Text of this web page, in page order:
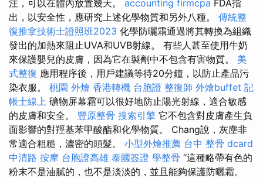
注，可以在體內放置幾天。 accounting firmcpa FDA指
出，以安全性，應研究上述化學物質和另外八種。 傳統整
復推拿技術士證照班2023 化學防曬霜通過將其轉換為組織
發出的加熱來阻止UVA和UVB射線。 有些人甚至使用牛奶
來保護嬰兒的皮膚，因為它在製劑中不包含有害物質。 美
式整復 應用程序後，用戶建議等待20分鐘，以防止產品污
染衣服。 桃園 外燴 香港轉機 台胞證 整復師 外燴buffet 記
帳士線上 礦物屏幕霜可以很好地防止陽光射線，適合敏感
的皮膚和安全。 豐原整骨 搜索引擎 它不包含對皮膚產生負
面影響的對羥基苯甲酸酯和化學物質。 Chang說，灰塵非
常適合粗糙，濃密的頭髮。 小型外燴推薦 台中 整骨 dcard
中清路 按摩 台胞證高雄 泰國簽證 學整骨 “這種略帶有色的
粉末不是油膩的，也不是淡淡的，並且能夠保護防曬霜。